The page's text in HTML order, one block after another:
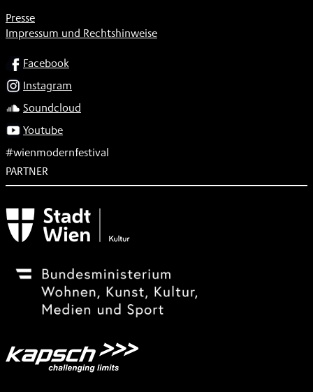
Presse
Impressum und Rechtshinweise
SOCIALFacebook
Instagram
Soundcloud
Youtube
#wienmodernfestival
PARTNER
Subventionsgeber